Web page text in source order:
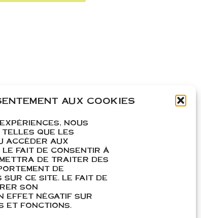
AUX COOKIES
NOUS
QUE LES
ACCÉDER AUX
FAIT DE CONSENTIR À
DE TRAITER DES
DE
SUR CE SITE. LE FAIT DE
SON
EFFET NÉGATIF SUR
ET FONCTIONS.